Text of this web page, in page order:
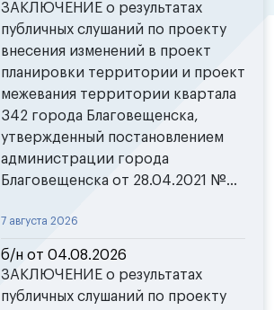
ЗАКЛЮЧЕНИЕ о результатах
публичных слушаний по проекту
внесения изменений в проект
планировки территории и проект
межевания территории квартала
342 города Благовещенска,
утвержденный постановлением
администрации города
Благовещенска от 28.04.2021 №...
7 августа 2026
б/н от 04.08.2026
ЗАКЛЮЧЕНИЕ о результатах
публичных слушаний по проекту